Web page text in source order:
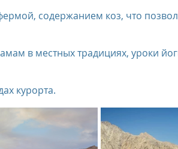
содержанием коз, что
в местных традициях, уроки
курорта.